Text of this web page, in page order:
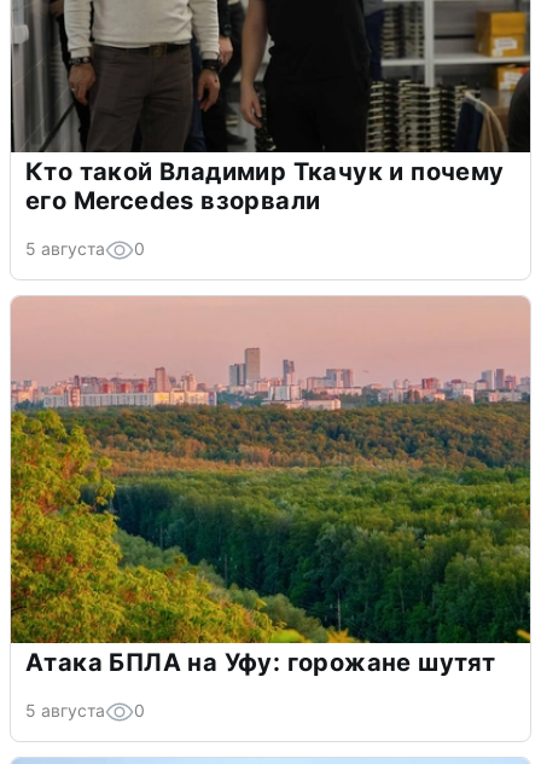
Кто такой Владимир Ткачук и почему
его Mercedes взорвали
5 августа 0
Атака БПЛА на Уфу: горожане шутят
5 августа 0